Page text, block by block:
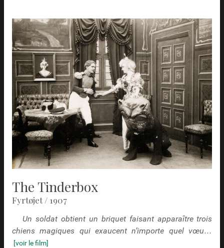
The Tinderbox
Fyrtøjet / 1907
Un soldat obtient un briquet faisant apparaître trois
chiens magiques qui exaucent n’importe quel vœu…
[voir le film]